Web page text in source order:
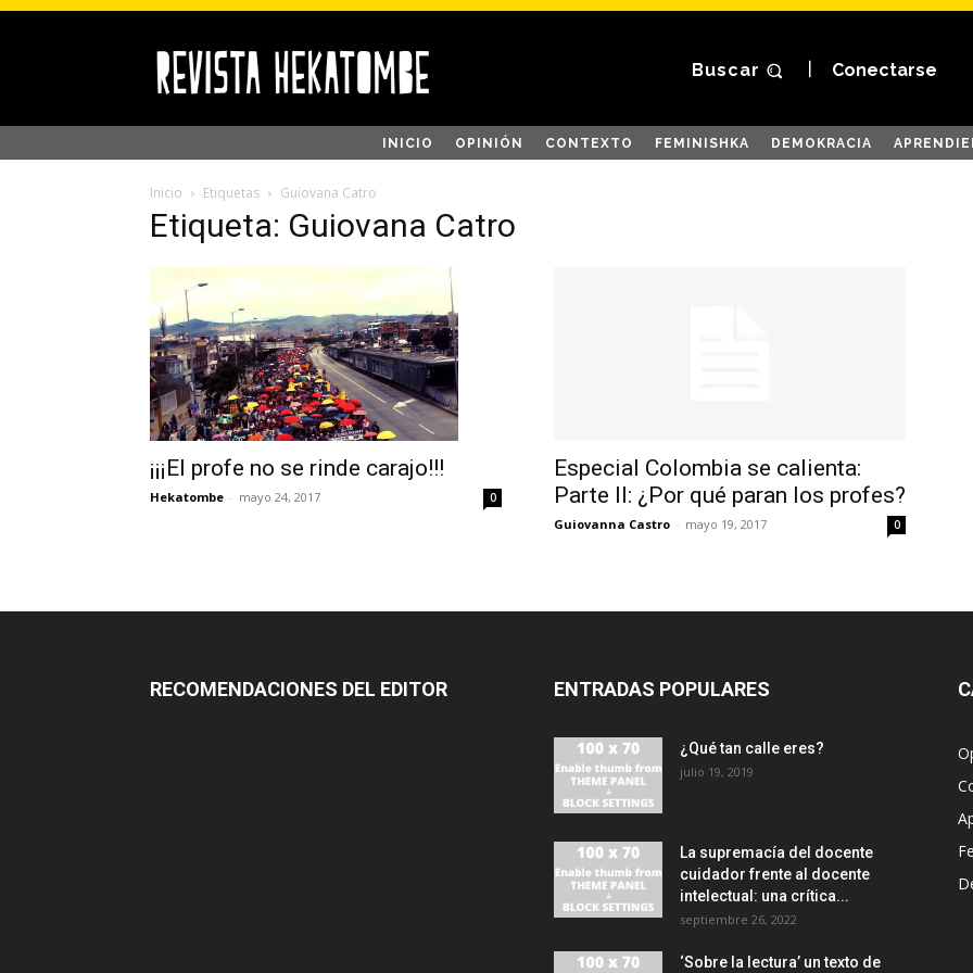
Buscar Conectarse
INICIO OPINIÓN CONTEXTO FEMINISHKA DEMOKRACIA
Inicio Etiquetas Guiovana Catro
Etiqueta: Guiovana Catro
¡¡¡El profe no se rinde carajo!!!
Hekatombe - mayo 24, 2017 0
Especial Colombia se calienta:
Parte II: ¿Por qué paran los profes?
Guiovanna Castro - mayo 19, 2017 0
RECOMENDACIONES DEL EDITOR ENTRADAS POPULARES
¿Qué tan calle eres?
julio 19, 2019
La supremacía del docente
cuidador frente al docente
intelectual: una crítica...
septiembre 26, 2022
‘Sobre la lectura’ un texto de